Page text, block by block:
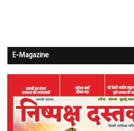
E-Magazine